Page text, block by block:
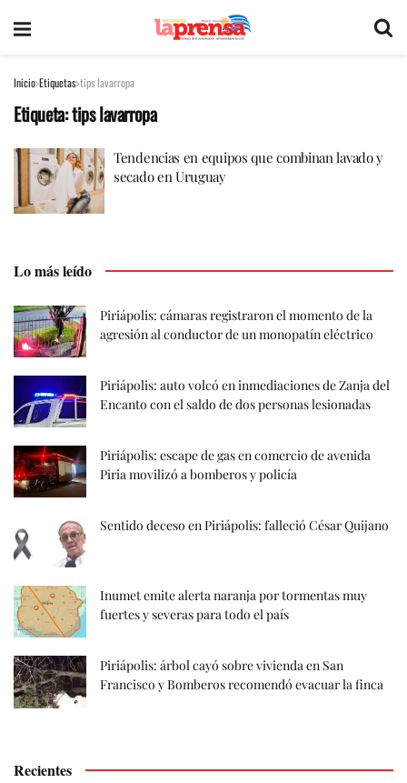
Inicio Etiquetas tips lavarropa
Etiqueta:tips lavarropa
Tendencias en equipos que combinan lavado y
secado en Uruguay
Lo más leído
Piriápolis: cámaras registraron el momento de la
agresión al conductor de un monopatín eléctrico
Piriápolis: auto volcó en inmediaciones de Zanja del
Encanto con el saldo de dos personas lesionadas
Piriápolis: escape de gas en comercio de avenida
Piria movilizó a bomberos y policía
Sentido deceso en Piriápolis: falleció César Quijano
Inumet emite alerta naranja por tormentas muy
fuertes y severas para todo el país
Piriápolis: árbol cayó sobre vivienda en San
Francisco y Bomberos recomendó evacuar la finca
Recientes